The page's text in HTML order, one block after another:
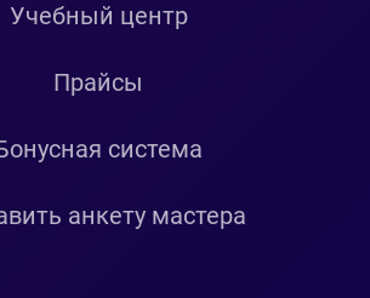
Учебный центр
Прайсы
система
анкету мастера